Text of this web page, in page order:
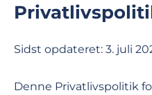
Sidst opdateret: 3. juli
Denne Privatlivspolitik